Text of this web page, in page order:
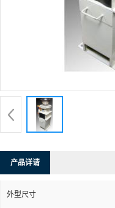
产品详请
外型尺寸